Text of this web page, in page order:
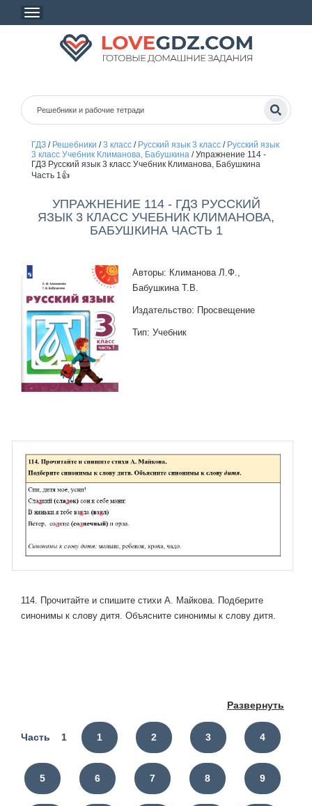
ГДЗ/ Решебники /3 класс/ Русский язык 3 класс/ Русский язык
3 класс Учебник Климанова, Бабушкина/Упражнение 114 -
ГДЗ Русский язык 3 класс Учебник Климанова, Бабушкина
Часть 1👍
УПРАЖНЕНИЕ 114 - ГДЗ РУССКИЙ
ЯЗЫК 3 КЛАСС УЧЕБНИК КЛИМАНОВА,
БАБУШКИНА ЧАСТЬ 1
Авторы: Климанова Л.Ф.,
Бабушкина Т.В.
Издательство: Просвещение
Тип: Учебник
Развернуть
114. Прочитайте и спишите стихи А. Майкова. Подберите
синонимы к слову дитя. Объясните синонимы к слову дитя.
Часть 1 1 2 3 4
5 6 7 8 9